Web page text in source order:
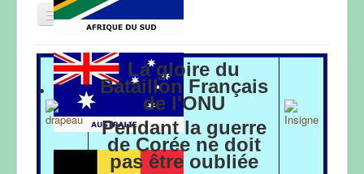
ACCUEIL
...
...
La gloire du
Bataillon Français
de l'ONU
Pendant la guerre
de Corée ne doit
pas être oubliée